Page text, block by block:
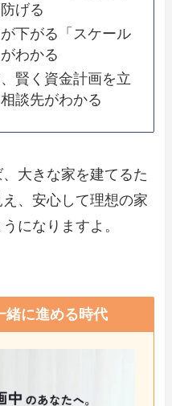
げる
下がる「スケール
わかる
賢く資金計画を立
談先がわかる
大きな家を建てるた
、安心して理想の家
になりますよ。
緒に進める時代